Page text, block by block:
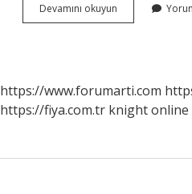
Devamını okuyun Surastarya
Ne
https://www.forumarti.com
https://fiya.com.tr knight online